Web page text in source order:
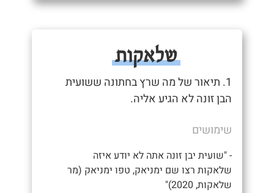
שלאקות
1. תיאור של מה שרץ בחתונה ששועית
הבן זונה לא הגיע אליה.
שימושים
- "שועית יבן זונה אתה לא יודע איזה
שלאקות רצו שם ימניאק, טפו ימניאק (מר
שלאקות, 2020)"